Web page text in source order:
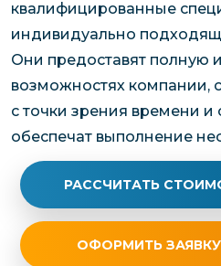
квалифицированные
индивидуально
Они предоставят полную
возможностях компании,
с точки зрения времени
обеспечат выполнение
РАССЧИТАТЬ
ОФОРМИТЬ